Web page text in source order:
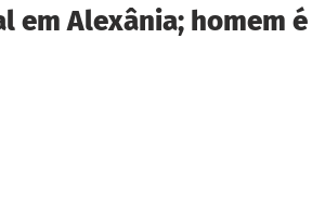
em Alexânia; homem é